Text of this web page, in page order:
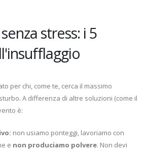
stress: i 5
per chi, come te, cerca il massimo
A differenza di altre soluzioni (come il
è:
non usiamo ponteggi, lavoriamo con
e non produciamo polvere. Non devi